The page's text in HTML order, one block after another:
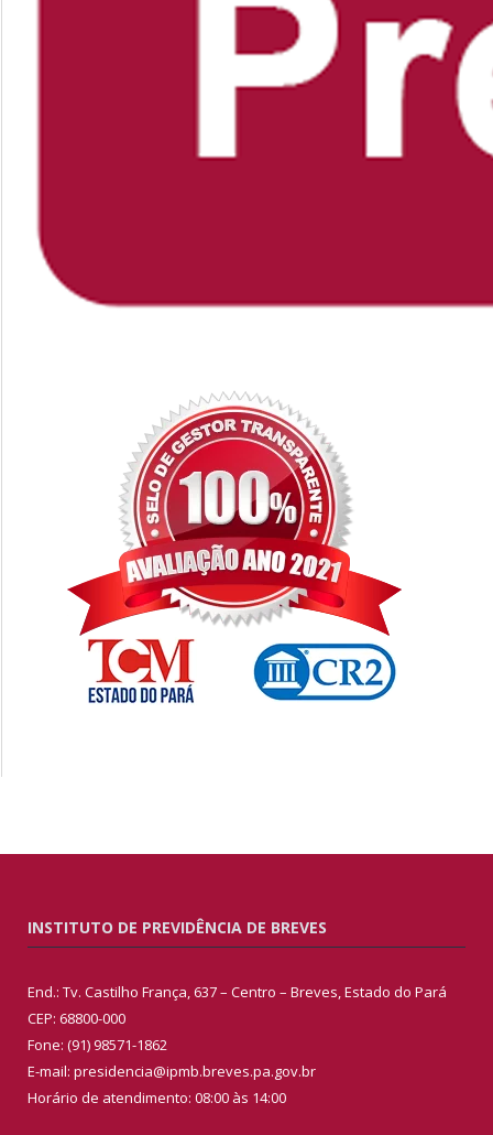
INSTITUTO DE PREVIDÊNCIA DE BREVES
End.: Tv. Castilho França, 637 – Centro – Breves, Estado do Pará
CEP: 68800-000
Fone: (91) 98571-1862
E-mail: presidencia@ipmb.breves.pa.gov.br
Horário de atendimento: 08:00 às 14:00